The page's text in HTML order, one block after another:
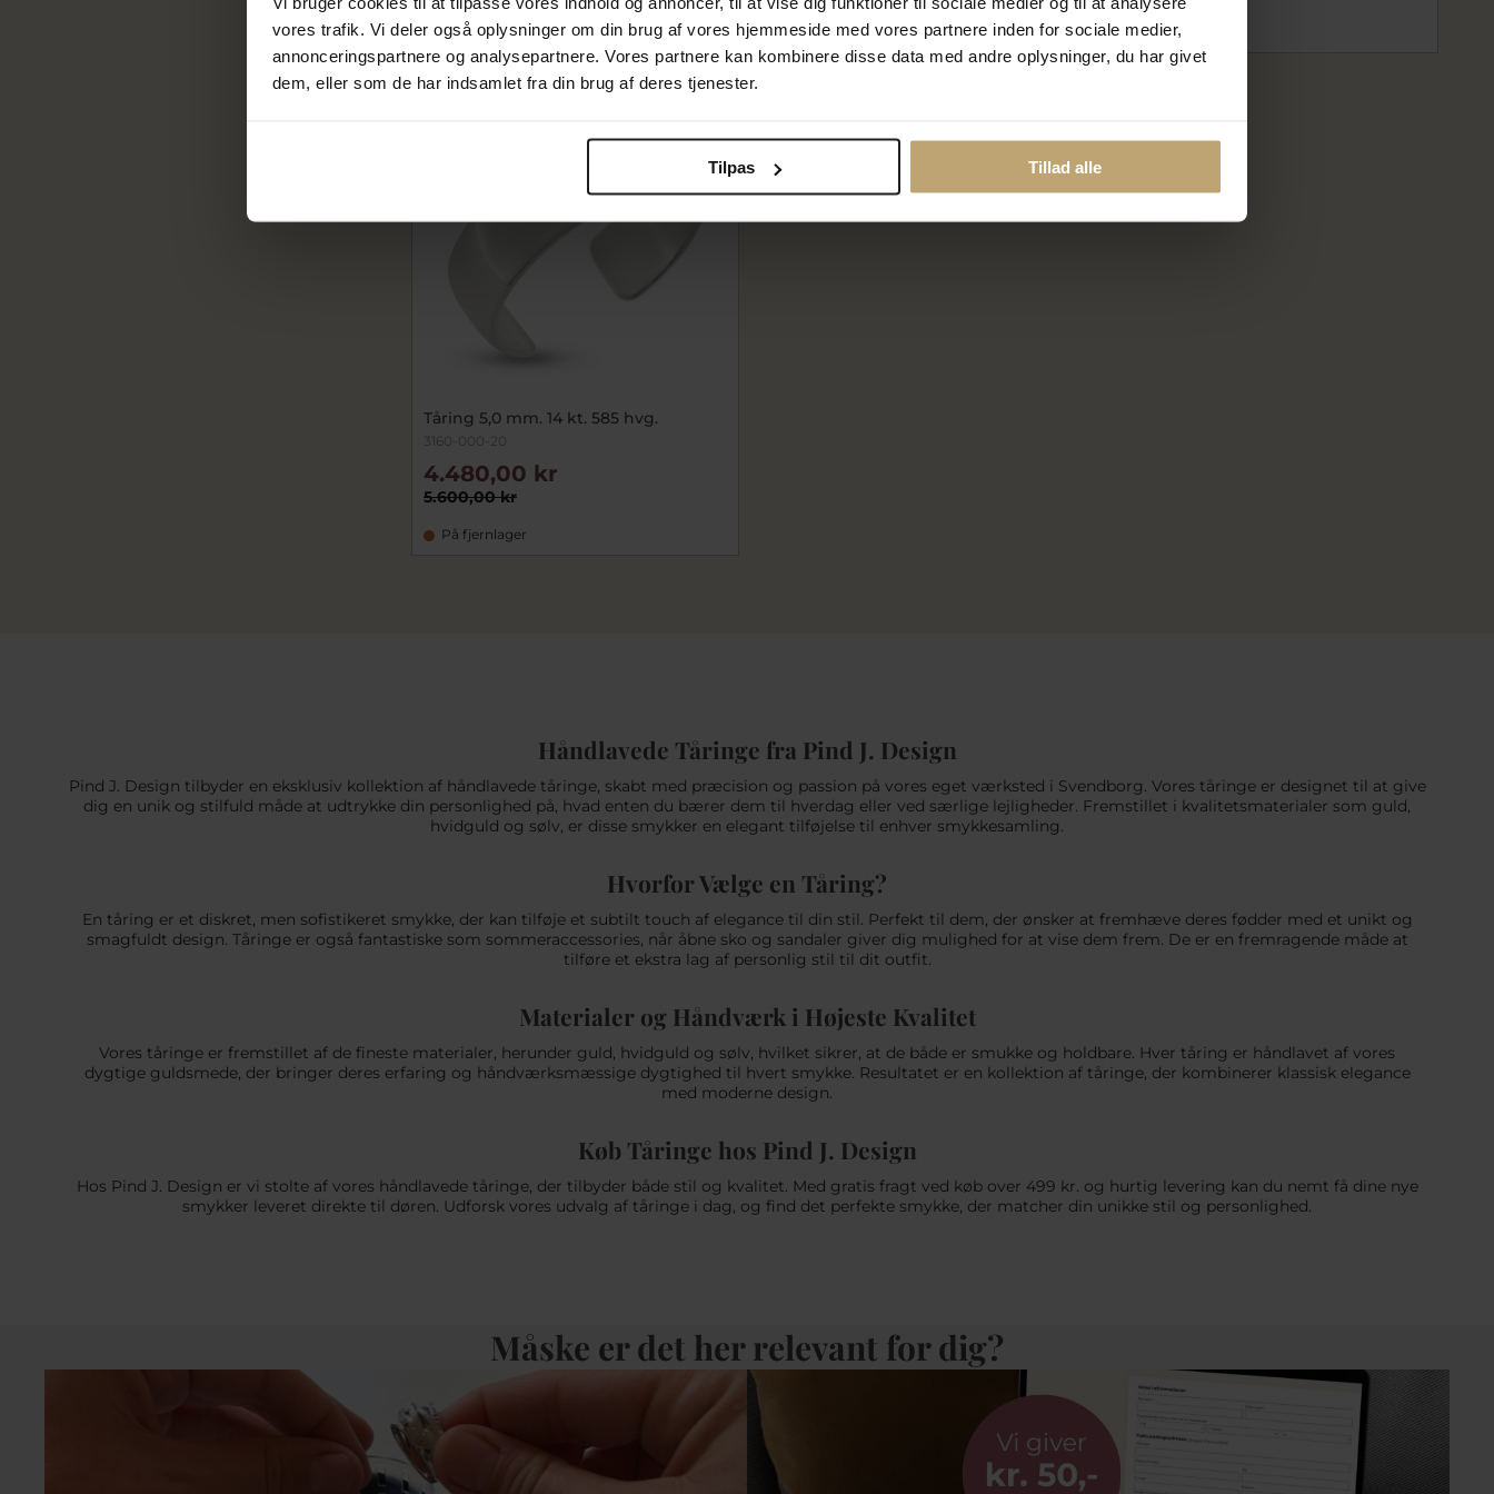
vores trafik. Vi deler også oplysninger om din brug af vores hjemmeside med vores partnere inden for sociale medier,
annonceringspartnere og analysepartnere. Vores partnere kan kombinere disse data med andre oplysninger, du har givet
dem, eller som de har indsamlet fra din brug af deres tjenester.
Tilpas Tillad alle
På lager På lager På lager
Tåring 5,0 mm. 14 kt. 585 hvg.
3160-000-20
5.600,00 kr
4.480,00 kr
På fjernlager
Håndlavede Tåringe fra Pind J. Design
Pind J. Design tilbyder en eksklusiv kollektion af håndlavede tåringe, skabt med præcision og passion på vores eget værksted i Svendborg. Vores tåringe er designet til at give
dig en unik og stilfuld måde at udtrykke din personlighed på, hvad enten du bærer dem til hverdag eller ved særlige lejligheder. Fremstillet i kvalitetsmaterialer som guld,
hvidguld og sølv, er disse smykker en elegant tilføjelse til enhver smykkesamling.
Hvorfor Vælge en Tåring?
En tåring er et diskret, men sofistikeret smykke, der kan tilføje et subtilt touch af elegance til din stil. Perfekt til dem, der ønsker at fremhæve deres fødder med et unikt og
smagfuldt design. Tåringe er også fantastiske som sommeraccessories, når åbne sko og sandaler giver dig mulighed for at vise dem frem. De er en fremragende måde at
tilføre et ekstra lag af personlig stil til dit outfit.
Materialer og Håndværk i Højeste Kvalitet
Vores tåringe er fremstillet af de fineste materialer, herunder guld, hvidguld og sølv, hvilket sikrer, at de både er smukke og holdbare. Hver tåring er håndlavet af vores
dygtige guldsmede, der bringer deres erfaring og håndværksmæssige dygtighed til hvert smykke. Resultatet er en kollektion af tåringe, der kombinerer klassisk elegance
med moderne design.
Køb Tåringe hos Pind J. Design
Hos Pind J. Design er vi stolte af vores håndlavede tåringe, der tilbyder både stil og kvalitet. Med gratis fragt ved køb over 499 kr. og hurtig levering kan du nemt få dine nye
smykker leveret direkte til døren. Udforsk vores udvalg af tåringe i dag, og find det perfekte smykke, der matcher din unikke stil og personlighed.
Måske er det her relevant for dig?